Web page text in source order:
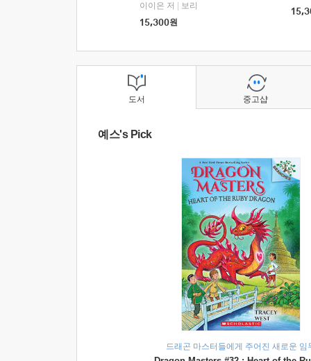
이이은 저
보리
15,300원
도서
예스's Pick
드래곤 마스터들에게 주어진 새로운 임
중고샵